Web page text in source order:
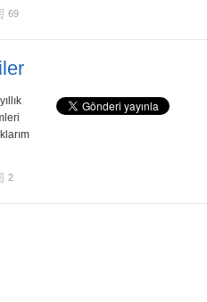
69
2